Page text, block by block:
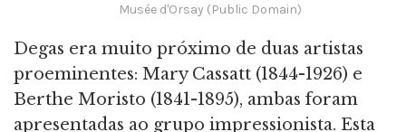
Musée d'Orsay (Public Domain)
Degas era muito próximo de duas artistas
proeminentes: Mary Cassatt (1844-1926) e
Berthe Moristo (1841-1895), ambas foram
apresentadas ao grupo impressionista. Esta